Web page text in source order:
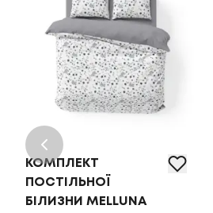
КОМПЛЕКТ
ПОСТІЛЬНОЇ
БІЛИЗНИ MELLUNA